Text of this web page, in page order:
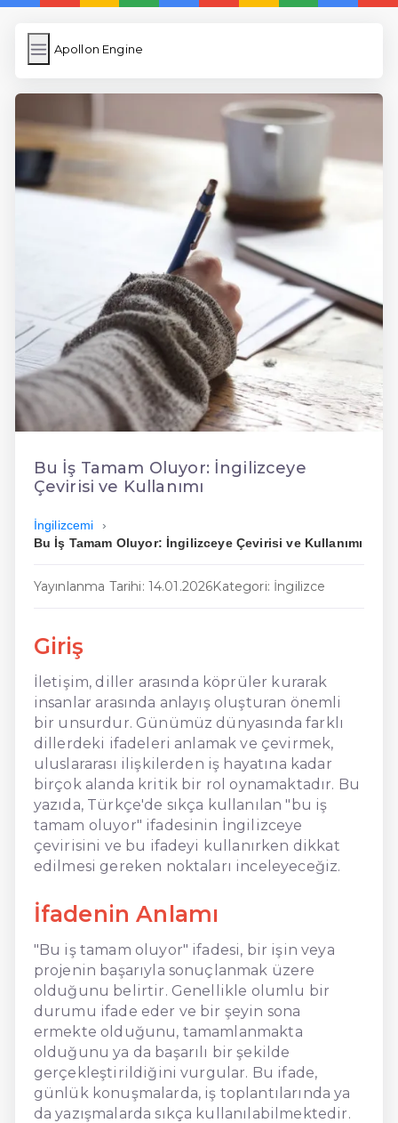
Apollon Engine
Apollon Engine
Resim Yükle
Wordpress Cache
Anasayfa
İngilizce Uygulamaları
5 Günde İngilizce
İngilizce
Dil Eğitimi
En Hızlı İngilizce
En Kolay İngilizce
En Ucuz İngilizce
Hızlı İngilizce
Bu İş Tamam Oluyor: İngilizceye
Çevirisi ve Kullanımı
İngilizcemi
Bu İş Tamam Oluyor: İngilizceye Çevirisi ve Kullanımı
Yayınlanma Tarihi: 14.01.2026Kategori: İngilizce
Giriş
İletişim, diller arasında köprüler kurarak
insanlar arasında anlayış oluşturan önemli
bir unsurdur. Günümüz dünyasında farklı
dillerdeki ifadeleri anlamak ve çevirmek,
uluslararası ilişkilerden iş hayatına kadar
birçok alanda kritik bir rol oynamaktadır. Bu
yazıda, Türkçe'de sıkça kullanılan "bu iş
tamam oluyor" ifadesinin İngilizceye
çevirisini ve bu ifadeyi kullanırken dikkat
edilmesi gereken noktaları inceleyeceğiz.
İfadenin Anlamı
"Bu iş tamam oluyor" ifadesi, bir işin veya
projenin başarıyla sonuçlanmak üzere
olduğunu belirtir. Genellikle olumlu bir
durumu ifade eder ve bir şeyin sona
ermekte olduğunu, tamamlanmakta
olduğunu ya da başarılı bir şekilde
gerçekleştirildiğini vurgular. Bu ifade,
günlük konuşmalarda, iş toplantılarında ya
da yazışmalarda sıkça kullanılabilmektedir.